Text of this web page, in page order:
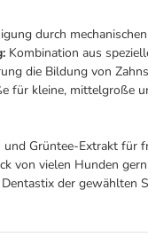
durch
Kombination aus
die Bildung von
für kleine, mittelgroße
Grüntee-Extrakt für
von vielen Hunden
der gewählten